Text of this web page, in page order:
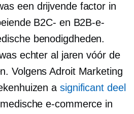
een drijvende factor in
B2C- en B2B-e-
benodigdheden.
echter al jaren vóór de
Volgens Adroit Marketing
a significant deel
e-commerce in